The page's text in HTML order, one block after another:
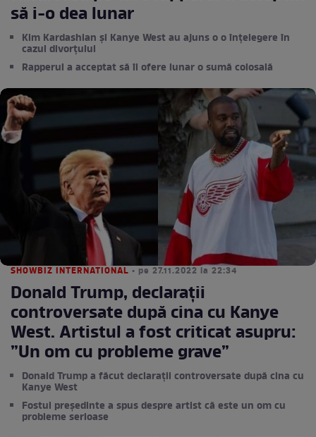
să i-o dea lunar
Kim Kardashian și Kanye West au ajuns o o înțelegere în
cazul divorțului
Rapperul a acceptat să îi ofere lunar o sumă colosală
SHOWBIZ INTERNATIONAL • pe 27.11.2022 la 22:34
Donald Trump, declarații
controversate după cina cu Kanye
West. Artistul a fost criticat asupru:
”Un om cu probleme grave”
Donald Trump a făcut declarații controversate după cina cu
Kanye West
Fostul președinte a spus despre artist că este un om cu
probleme serioase